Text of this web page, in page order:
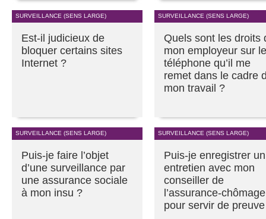
SURVEILLANCE (SENS LARGE)
Est-il judicieux de
bloquer certains sites
Internet ?
SURVEILLANCE (SENS LARGE)
Quels sont les droits
mon employeur sur le
téléphone qu’il me
remet dans le cadre
mon travail ?
SURVEILLANCE (SENS LARGE)
Puis-je faire l’objet
d’une surveillance par
une assurance sociale
à mon insu ?
SURVEILLANCE (SENS LARGE)
Puis-je enregistrer un
entretien avec mon
conseiller de
l’assurance-chômage
pour servir de